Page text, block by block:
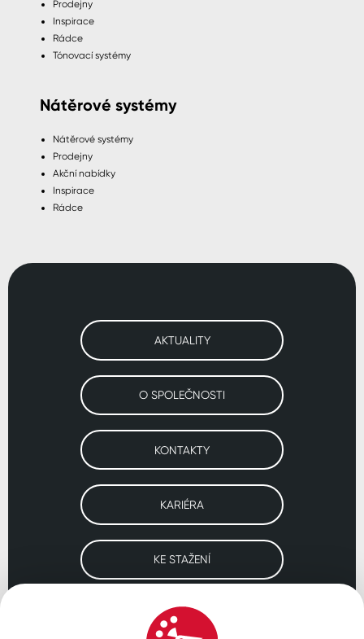
Prodejny
Inspirace
Rádce
Tónovací systémy
Nátěrové systémy
Nátěrové systémy
Prodejny
Akční nabídky
Inspirace
Rádce
AKTUALITY
O SPOLEČNOSTI
KONTAKTY
KARIÉRA
KE STAŽENÍ
Navštivte naše pobočky